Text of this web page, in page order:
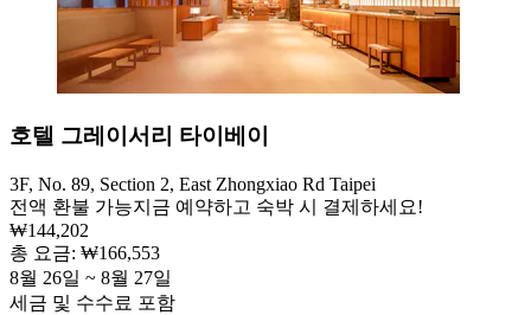
호텔 그레이서리 타이베이
3F, No. 89, Section 2, East Zhongxiao Rd Taipei
전액 환불 가능지금 예약하고 숙박 시 결제하세요!
₩144,202
총 요금: ₩166,553
8월 26일 ~ 8월 27일
세금 및 수수료 포함